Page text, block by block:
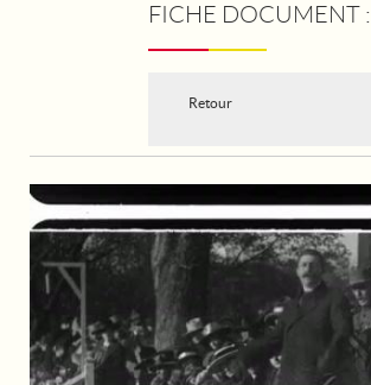
FICHE DOCUMENT :
Retour